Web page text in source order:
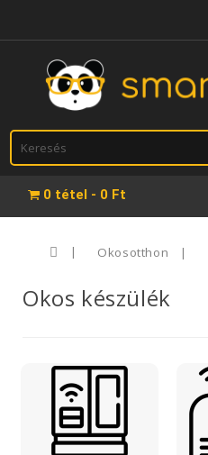
0 tétel - 0 Ft
Okosotthon
Okos készülék